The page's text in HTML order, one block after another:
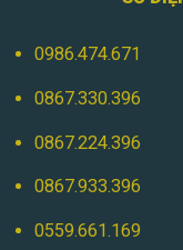
0986.474.671
0867.330.396
0867.224.396
0867.933.396
0559.661.169